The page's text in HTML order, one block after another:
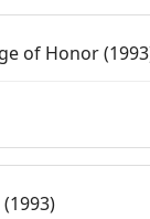
of Honor